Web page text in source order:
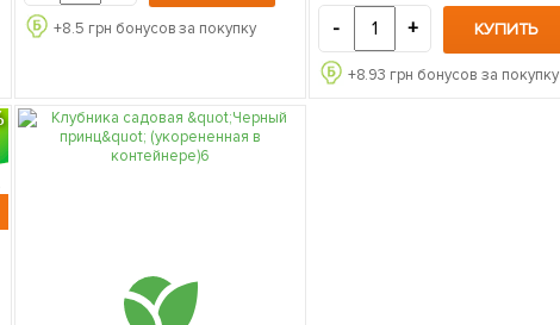
+8.5 грн бонусов за покупку - + КУПИТЬ
+8.93 грн бонусов за покупку